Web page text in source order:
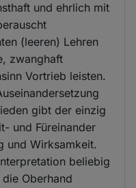
und ehrlich mit
(leeren) Lehren
zwanghaft
Vortrieb leisten.
gibt der einzig
und Füreinander
und Wirksamkeit.
beliebig
Oberhand